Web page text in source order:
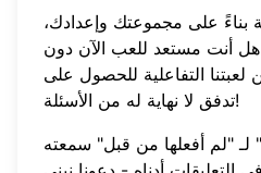
بناءً على مجموعتك وإعدادك،
هل أنت مستعد للعب الآن دون
التفاعلية للحصول على
تدفق لا نهاية له من الأسئلة!
"لم أفعلها من قبل" سمعته